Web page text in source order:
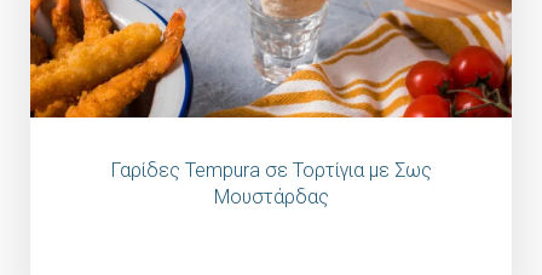
Γαρίδες Tempura σε Τορτίγια με Σως
Μουστάρδας